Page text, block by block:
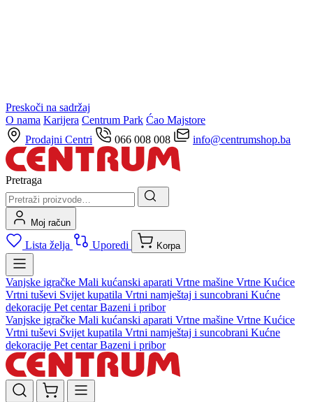
Preskoči na sadržaj
O nama Karijera Centrum Park Ćao Majstore
Prodajni Centri
066 008 008 info@centrumshop.ba
Pretraga
Moj račun
Lista želja Uporedi Korpa
Vanjske igračke Mali kućanski aparati Vrtne mašine Vrtne Kućice
Vrtni tuševi Svijet kupatila Vrtni namještaj i suncobrani Kućne
dekoracije Pet centarBazeni i pribor
Vanjske igračke Mali kućanski aparati Vrtne mašine Vrtne Kućice
Vrtni tuševi Svijet kupatila Vrtni namještaj i suncobrani Kućne
dekoracije Pet centarBazeni i pribor